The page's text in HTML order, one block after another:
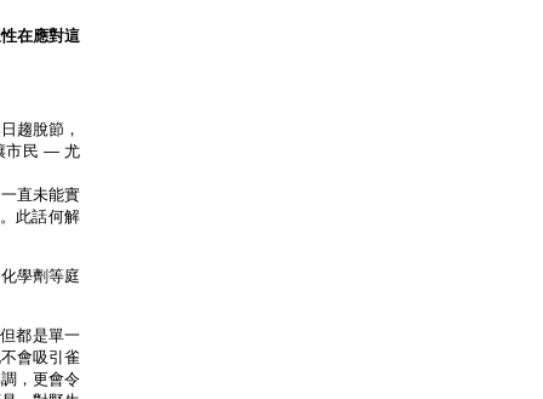
在應對這
趨脫節，
市民 — 尤
直未能實
此話何解
學劑等庭
都是單一
會吸引雀
，更會令